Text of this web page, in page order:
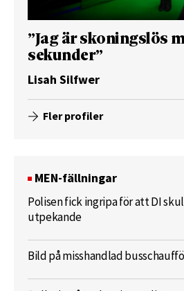
”Jag är skoningslös
sekunder”
Lisah Silfwer
Fler profiler
MEN-fällningar
Polisen fick ingripa för att DI
utpekande
Bild på misshandlad